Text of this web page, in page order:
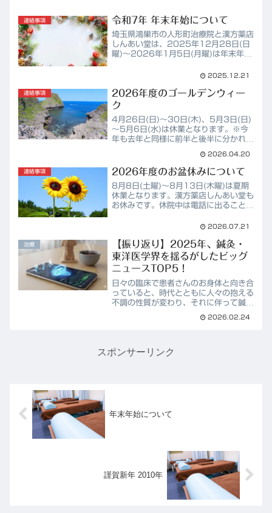
連絡事項 令和7年 年末年始について
埼玉県鴻巣市の人形町治療院と漢方薬店
しんあい堂は、2025年12月28日(日
曜)～2026年1月5日(月曜)は年末年始
出ることが出来ませんが、お問い合わせ
すので、お気...
2025.12.21
連絡事項
2026年度のゴールデンウィー
ク
4月26日(日)～30日(木)、5月3日(日)
～5月6日(水)は休業となります。※今
年も去年と同様に前半と後半に分かれて
ので、ご入用の方はお早めにご連絡下さ
い。休業中のお問い合わせは、LINE、
Insta...
2026.04.20
連絡事項 2026年度のお盆休みについて
8月8日(土曜)～8月13日(木曜)は夏期
休業となります。漢方薬店しんあい堂も
お休みです。休院中は電話に出ることは
LINE、SMS等からであれば対応可能で
長期休業の前後...
2026.07.21
治療
【振り返り】2025年、鍼灸・
東洋医学界を揺るがしたビッグ
ニュースTOP5！
日々の臨床で患者さんのお身体と向き合
っていると、時代とともに人々の抱える
不調の性質が変わり、それに伴って鍼灸
れる役割も大きく広がっているのを肌で
2026.02.24
スポンサーリンク
年末年始について
謹賀新年 2010年